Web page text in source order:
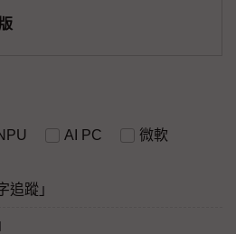
AI PC
微軟
追蹤」